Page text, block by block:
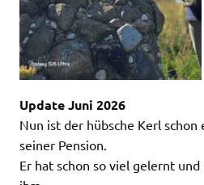
Update Juni 2026
Nun ist der hübsche Kerl
seiner Pension.
Er hat schon so viel gelernt